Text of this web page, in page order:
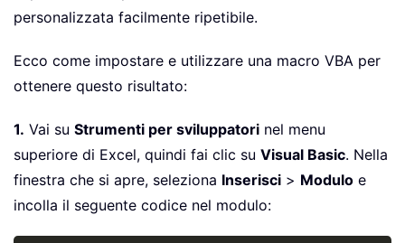
personalizzata facilmente ripetibile.
Ecco come impostare e utilizzare una macro VBA per
ottenere questo risultato:
1. Vai su Strumenti per sviluppatori nel menu
superiore di Excel, quindi fai clic su Visual Basic. Nella
finestra che si apre, seleziona Inserisci > Modulo e
incolla il seguente codice nel modulo: